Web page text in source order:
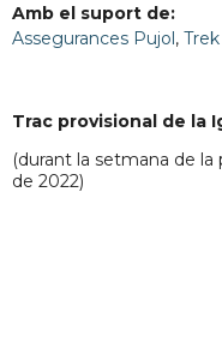
Amb el suport de:
Assegurances Pujol,
Trac provisional de la
(durant la setmana de
de 2022)